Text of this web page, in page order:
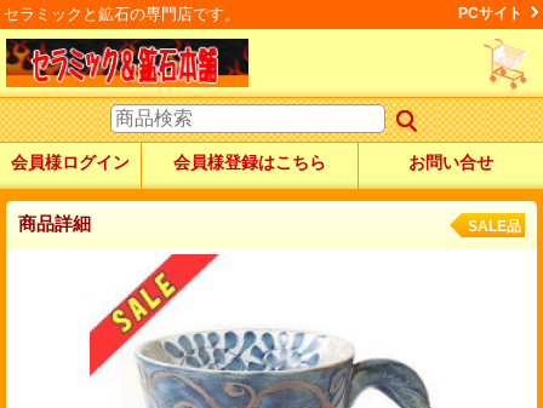
セラミックと鉱石の専門店です。 PCサイト
会員様ログイン 会員様登録はこちら お問い合せ
商品詳細 SALE品